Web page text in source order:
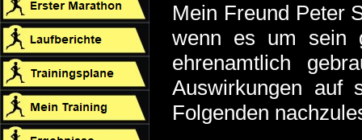
Mein Freund Peter
wenn es um sein
ehrenamtlich
Auswirkungen auf
Folgenden